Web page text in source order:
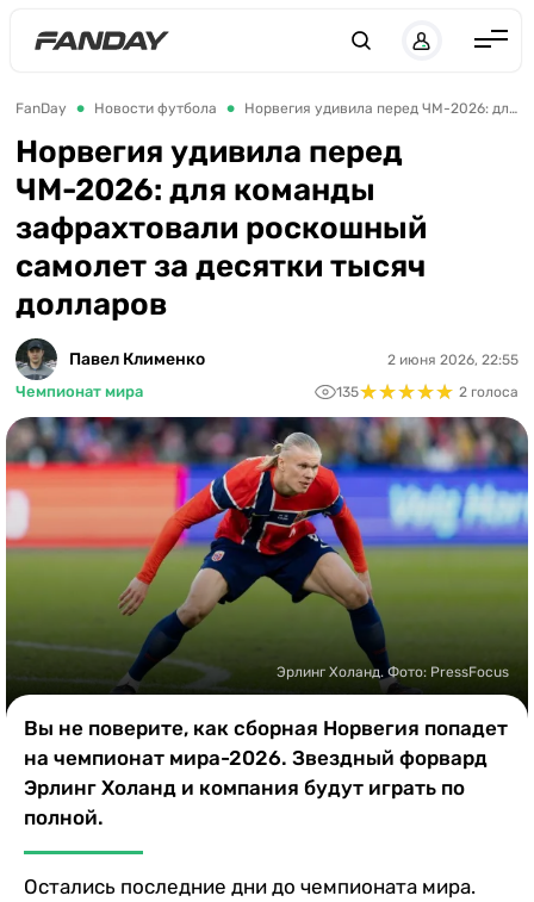
Испания
Германия
Италия
Франция
ЧЕ-2028
Букмекеры
Казино
FanDay Новости футбола Норвегия удивила перед ЧМ-2026: для команды зафрахтовали роскошный самолет за десятки тысяч долларов
Норвегия удивила перед
ЧМ-2026: для команды
зафрахтовали роскошный
самолет за десятки тысяч
долларов
Павел Клименко
Чемпионат мира
2 июня 2026, 22:55
135★★★★★
★★★★★ 2 голоса
Эрлинг Холанд. Фото: PressFocus
Вы не поверите, как сборная Норвегия попадет
на чемпионат мира-2026. Звездный форвард
Эрлинг Холанд и компания будут играть по
полной.
Остались последние дни до чемпионата мира.